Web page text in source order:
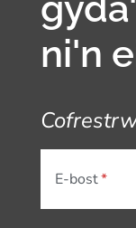
ni'n
E-bost